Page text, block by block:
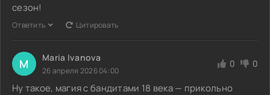
сезон!
Ответить Цитировать
M Maria Ivanova
26 апреля 2026 04:00
0 0
Ну такое, магия с бандитами 18 века — прикольно